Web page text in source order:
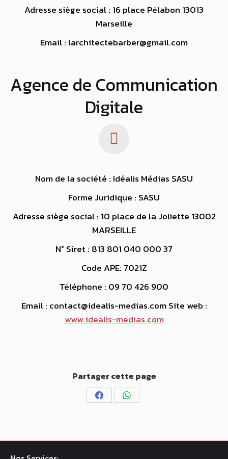
Adresse siège social : 16 place Pélabon 13013
Marseille
Email : larchitectebarber@gmail.com
Agence de Communication
Digitale
Nom de la société : Idéalis Médias SASU
Forme Juridique : SASU
Adresse siège social : 10 place de la Joliette 13002
MARSEILLE
N° Siret : 813 801 040 000 37
Code APE: 7021Z
Téléphone : 09 70 426 900
Email : contact@idealis-medias.com Site web :
www.idealis-medias.com
Partager cette page
PartagerPartager